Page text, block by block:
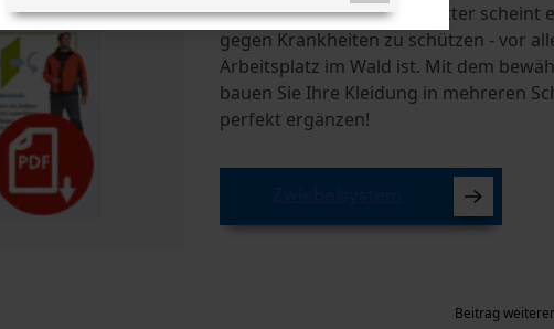
Bei nassem und kaltem Wetter scheint
gegen Krankheiten zu schützen - vor
Arbeitsplatz im Wald ist. Mit dem
bauen Sie Ihre Kleidung in mehreren
perfekt ergänzen!
Beitrag
Notwendige Cookies